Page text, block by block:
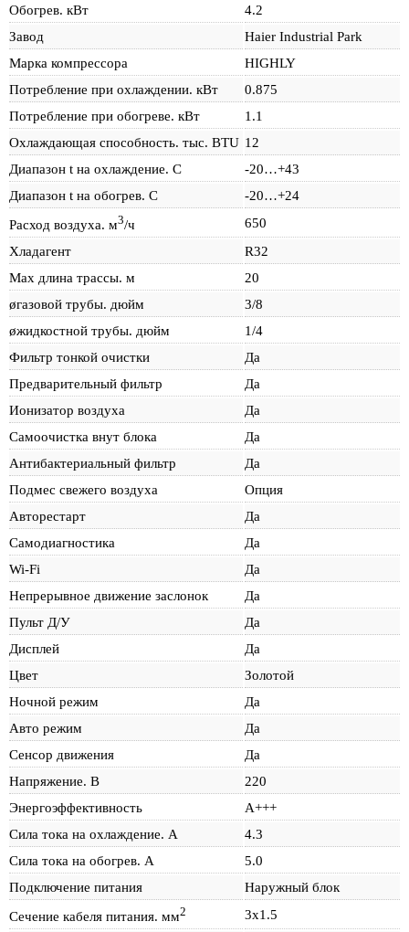
Обогрев. кВт
4.2
Завод
Haier Industrial Park
Марка компрессора
HIGHLY
Потребление при охлаждении. кВт
0.875
Потребление при обогреве. кВт
1.1
Охлаждающая способность. тыс. BTU 12
Диапазон t на охлаждение. С
-20…+43
Диапазон t на обогрев. С
-20…+24
Расход воздуха. м3/ч
650
Хладагент
R32
Max длина трассы. м
20
øгазовой трубы. дюйм
3/8
øжидкостной трубы. дюйм
1/4
Фильтр тонкой очистки
Да
Предварительный фильтр
Да
Ионизатор воздуха
Да
Самоочистка внут блока
Да
Антибактериальный фильтр
Да
Подмес свежего воздуха
Опция
Авторестарт
Да
Самодиагностика
Да
Wi-Fi
Да
Непрерывное движение заслонок
Да
Пульт Д/У
Да
Дисплей
Да
Цвет
Золотой
Ночной режим
Да
Авто режим
Да
Сенсор движения
Да
Напряжение. В
220
Энергоэффективность
A+++
Сила тока на охлаждение. А
4.3
Сила тока на обогрев. А
5.0
Подключение питания
Наружный блок
Сечение кабеля питания. мм2 3х1.5